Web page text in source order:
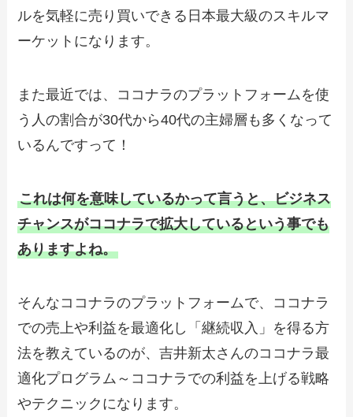
ルを気軽に売り買いできる日本最大級のスキルマ
ーケットになります。
また最近では、ココナラのプラットフォームを使
う人の割合が30代から40代の主婦層も多くなって
いるんですって！
これは何を意味しているかって言うと、ビジネス
チャンスがココナラで拡大しているという事でも
ありますよね。
そんなココナラのプラットフォームで、ココナラ
での売上や利益を最適化し「継続収入」を得る方
法を教えているのが、吉井新太さんのココナラ最
適化プログラム～ココナラでの利益を上げる戦略
やテクニックになります。